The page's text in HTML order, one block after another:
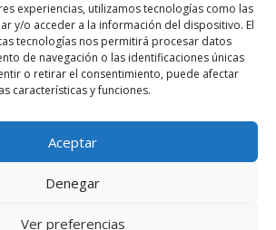
experiencias, utilizamos tecnologías como las
y/o acceder a la información del dispositivo. El
tecnologías nos permitirá procesar datos
de navegación o las identificaciones únicas
o retirar el consentimiento, puede afectar
características y funciones.
Aceptar
Denegar
Ver preferencias